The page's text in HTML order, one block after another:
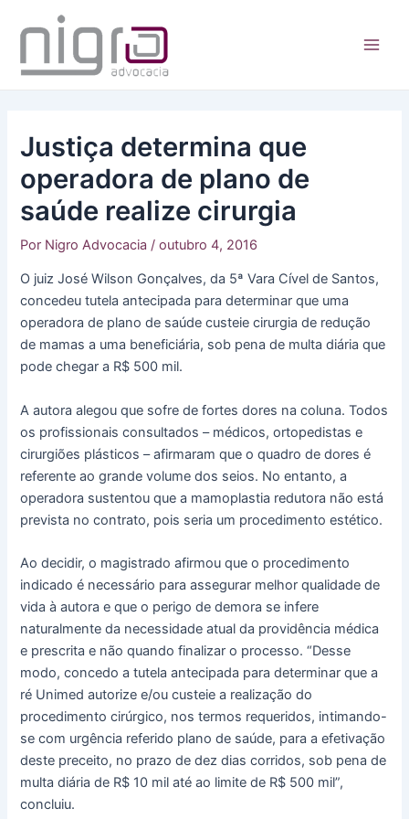
para
conteúdo
Justiça determina que
operadora de plano de
saúde realize cirurgia
Por Nigro Advocacia /outubro 4, 2016
O juiz José Wilson Gonçalves, da 5ª Vara Cível de Santos,
concedeu tutela antecipada para determinar que uma
operadora de plano de saúde custeie cirurgia de redução
de mamas a uma beneficiária, sob pena de multa diária que
pode chegar a R$ 500 mil.
A autora alegou que sofre de fortes dores na coluna. Todos
os profissionais consultados – médicos, ortopedistas e
cirurgiões plásticos – afirmaram que o quadro de dores é
referente ao grande volume dos seios. No entanto, a
operadora sustentou que a mamoplastia redutora não está
prevista no contrato, pois seria um procedimento estético.
Ao decidir, o magistrado afirmou que o procedimento
indicado é necessário para assegurar melhor qualidade de
vida à autora e que o perigo de demora se infere
naturalmente da necessidade atual da providência médica
e prescrita e não quando finalizar o processo. “Desse
modo, concedo a tutela antecipada para determinar que a
ré Unimed autorize e/ou custeie a realização do
procedimento cirúrgico, nos termos requeridos, intimando-
se com urgência referido plano de saúde, para a efetivação
deste preceito, no prazo de dez dias corridos, sob pena de
multa diária de R$ 10 mil até ao limite de R$ 500 mil”,
concluiu.